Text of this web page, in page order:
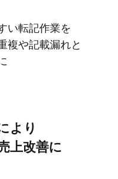
い​転記作業を​
複や​記載漏れと​
より​
上改善に​